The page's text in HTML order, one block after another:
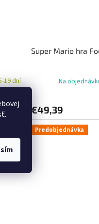
19 dní
Super Mario hra
Na
€49,39
Predobjednávka